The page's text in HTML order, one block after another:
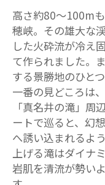
高さ約80～100m
穂峡。その雄大な
した火砕流が冷え
て作られました。
する景勝地のひとつ
一番の見どころは
「真名井の滝」周
ートで巡ると、幻
へ誘い込まれるよ
上げる滝はダイナ
岩肌を清流が勢い